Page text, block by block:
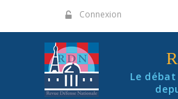
Connexion
Le